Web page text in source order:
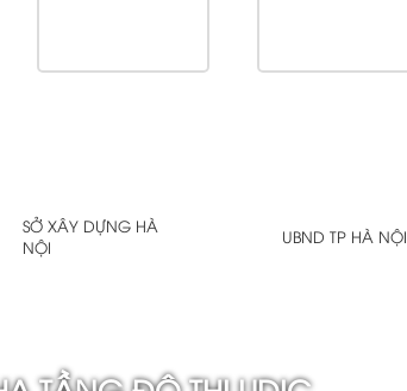
SỞ XÂY DỰNG HÀ
NỘI
UBND TP HÀ NỘI